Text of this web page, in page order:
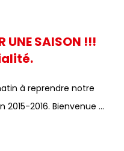
UNE SAISON !!!
à reprendre notre
2016. Bienvenue ...